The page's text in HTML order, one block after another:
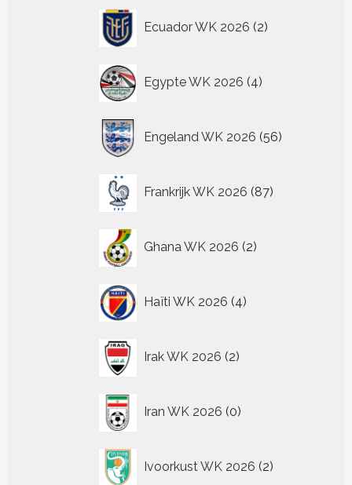
Ecuador WK 2026 2
producten
Egypte WK 2026 4
producten
Engeland WK 2026 56
producten
Frankrijk WK 2026 87
producten
Ghana WK 2026 2
producten
Haïti WK 2026 4
producten
Irak WK 2026 2
producten
Iran WK 2026 0
producten
Ivoorkust WK 2026 2
producten